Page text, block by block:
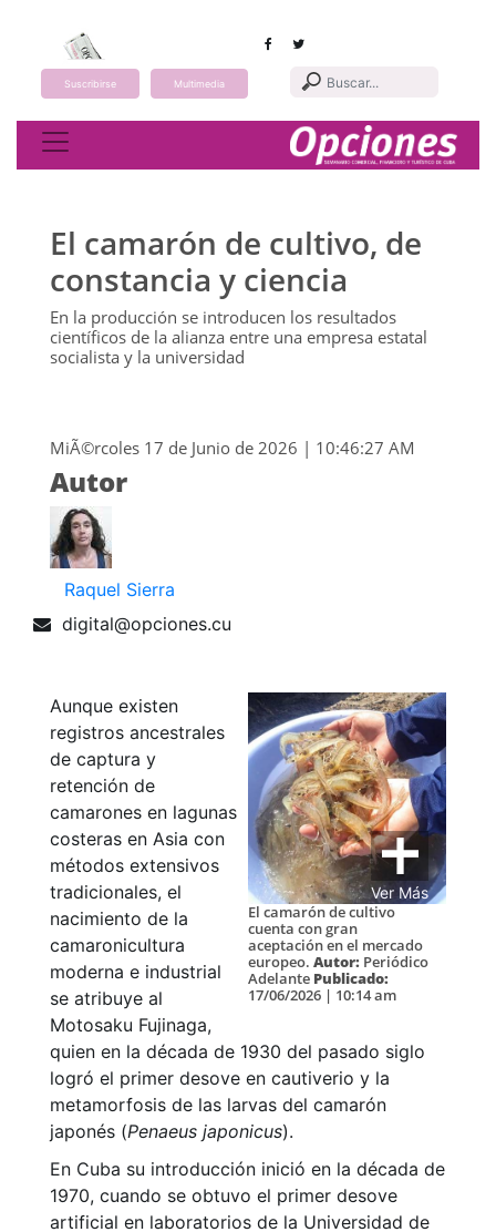
Suscribirse Multimedia
Toggle navigation
El camarón de cultivo, de
constancia y ciencia
En la producción se introducen los resultados
científicos de la alianza entre una empresa estatal
socialista y la universidad
MiÃ©rcoles 17 de Junio de 2026 | 10:46:27 AM
Autor
Raquel Sierra
digital@opciones.cu
Ver Más
El camarón de cultivo
cuenta con gran
aceptación en el mercado
europeo. Autor: Periódico
Adelante Publicado:
17/06/2026 | 10:14 am
Aunque existen
registros ancestrales
de captura y
retención de
camarones en lagunas
costeras en Asia con
métodos extensivos
tradicionales, el
nacimiento de la
camaronicultura
moderna e industrial
se atribuye al
Motosaku Fujinaga,
quien en la década de 1930 del pasado siglo
logró el primer desove en cautiverio y la
metamorfosis de las larvas del camarón
japonés (Penaeus japonicus).
En Cuba su introducción inició en la década de
1970, cuando se obtuvo el primer desove
artificial en laboratorios de la Universidad de